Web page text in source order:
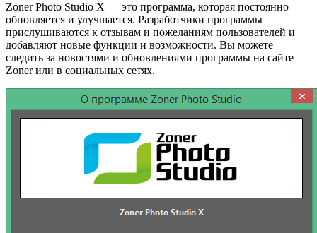
Zoner Photo Studio X — это программа, которая постоянно
обновляется и улучшается. Разработчики программы
прислушиваются к отзывам и пожеланиям пользователей и
добавляют новые функции и возможности. Вы можете
следить за новостями и обновлениями программы на сайте
Zoner или в социальных сетях.